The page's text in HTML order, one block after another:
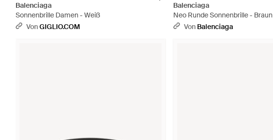
Balenciaga
Sonnenbrille Damen - Weiß
VonGIGLIO.COM
Balenciaga
Neo Runde Sonnenbrille - Braun
Von Balenciaga